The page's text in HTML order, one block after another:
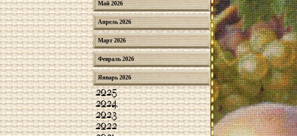
Май 2026
Апрель 2026
Март 2026
Февраль 2026
Январь 2026
2025
2024
2023
2022